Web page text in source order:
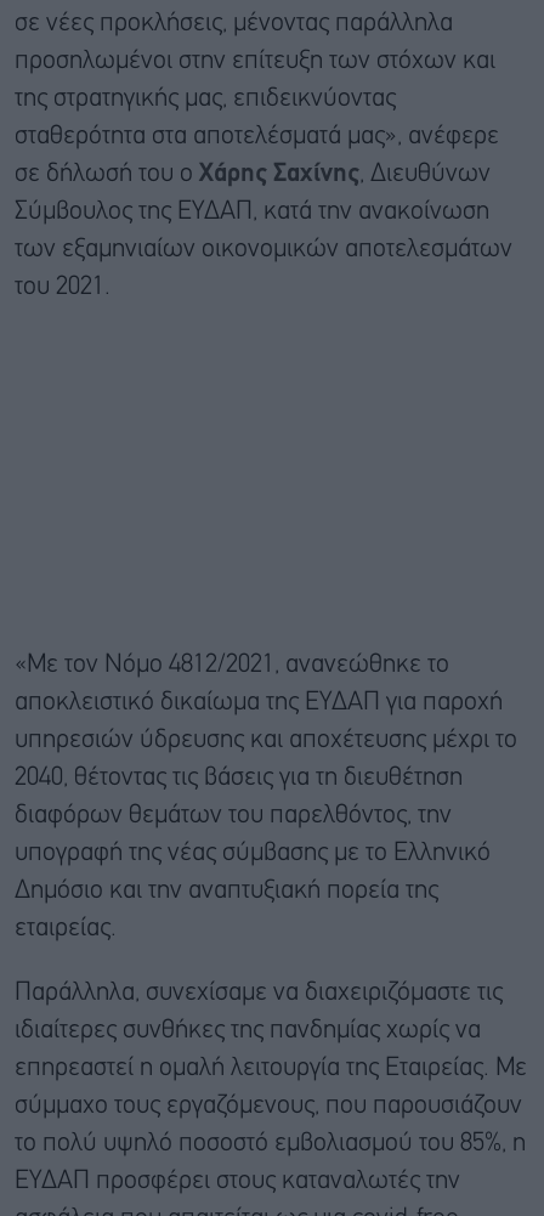
σε νέες προκλήσεις, μένοντας παράλληλα
προσηλωμένοι στην επίτευξη των στόχων και
της στρατηγικής μας, επιδεικνύοντας
σταθερότητα στα αποτελέσματά μας», ανέφερε
σε δήλωσή του ο Χάρης Σαχίνης, Διευθύνων
Σύμβουλος της ΕΥΔΑΠ, κατά την ανακοίνωση
των εξαμηνιαίων οικονομικών αποτελεσμάτων
του 2021.
«Με τον Νόμο 4812/2021, ανανεώθηκε το
αποκλειστικό δικαίωμα της ΕΥΔΑΠ για παροχή
υπηρεσιών ύδρευσης και αποχέτευσης μέχρι το
2040, θέτοντας τις βάσεις για τη διευθέτηση
διαφόρων θεμάτων του παρελθόντος, την
υπογραφή της νέας σύμβασης με το Ελληνικό
Δημόσιο και την αναπτυξιακή πορεία της
εταιρείας.
Παράλληλα, συνεχίσαμε να διαχειριζόμαστε τις
ιδιαίτερες συνθήκες της πανδημίας χωρίς να
επηρεαστεί η ομαλή λειτουργία της Εταιρείας. Με
σύμμαχο τους εργαζόμενους, που παρουσιάζουν
το πολύ υψηλό ποσοστό εμβολιασμού του 85%, η
ΕΥΔΑΠ προσφέρει στους καταναλωτές την